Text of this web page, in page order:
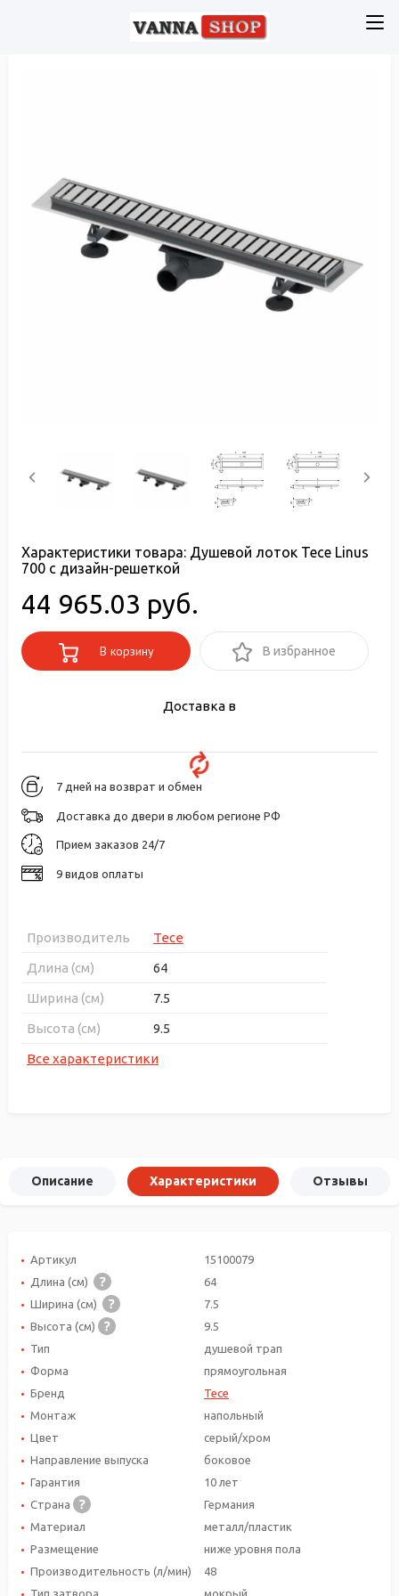
Характеристики товара: Душевой лоток Tece Linus
700 с дизайн-решеткой
44 965.03 руб.
В корзину В избранное
Доставка в
7 дней на возврат и обмен
Доставка до двери в любом регионе РФ
Прием заказов 24/7
9 видов оплаты
Производитель
Tece
Длина (см)
64
Ширина (см)
7.5
Высота (см)
9.5
Все характеристики
Описание Характеристики Отзывы
Артикул
15100079
Длина (см)
64
Ширина (см)
7.5
Высота (см)
9.5
Тип
душевой трап
Форма
прямоугольная
Бренд
Tece
Монтаж
напольный
Цвет
серый/хром
Направление выпуска
боковое
Гарантия
10 лет
Страна
Германия
Материал
металл/пластик
Размещение
ниже уровня пола
Производительность (л/мин)
48
Тип затвора
мокрый